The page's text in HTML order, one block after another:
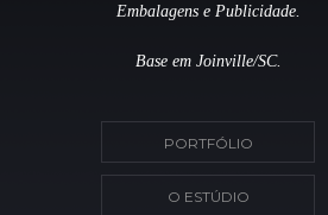
Embalagens e Publicidade.
Base em Joinville/SC.
PORTFÓLIO
O ESTÚDIO